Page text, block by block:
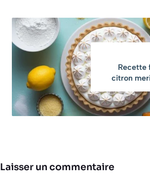
Recette
citron
Laisser un commentaire